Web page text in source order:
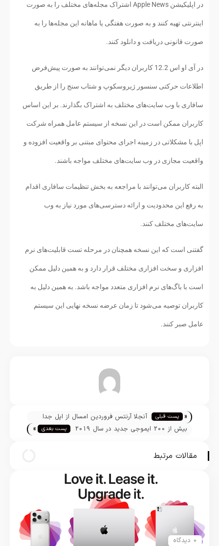
در اپلیکیشن Apple News اشتراک مجله‌های مختلف را به صورت
اینترنتی تهیه کنند و به صورت هفتگی یا ماهانه این مجله‌ها را به
صورت قانونی دریافت و دانلود کنند.
در آی او اس 12.2 کاربران دیگر نمی‌توانند به صورت پیش‌فرض
اطلاعات حرکتی سنسور ژیروسکوپ و شتاب سنج را از طریق
سافاری با وب سایت‌های مختلف به اشتراک بگذارند. بر این اساس
کاربران ممکن است در این نسخه از سیستم عامل همراه شرکت
اپل با مشکلاتی در زمینه اجرای محتوای مبتنی بر واقعیت افزوده و
واقعیت مجازی در وب سایت‌های مختلف مواجه باشند.
البته کاربران می‌توانند با مراجعه به بخش تنظیمات سافاری اقدام
به رفع این محدودیت و ارائه دسترسی‌های مورد نیاز به وب
سایت‌های مختلف کنند.
گفتنی است که این نسخه همچنان در مرحله تست قابلیت‌های نرم
افزاری و سخت افزاری مختلف قرار دارد و به همین دلیل ممکن
است با باگ‌های نرم افزاری متعدد مواجه باشد. به همین دلیل به
کاربران توصیه می‌شود تا زمان عرضه نسخه نهایی این سیستم
عامل صبر کنند.
تیم تحریریه « پست قبلی
آنجلا آرنتس فروردین امسال از اپل جدا
می‌شود
بیش از 200 ایموجی جدید در سال 2019
پست بعدی »
مقالات مرتبط
0 دیدگاه